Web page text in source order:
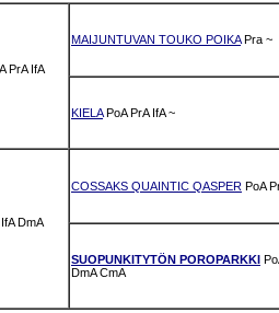
PrA IfA
MAIJUNTUVAN TOUKO POIKA Pra ~
KIELA PoA PrA IfA ~
IfA DmA
COSSAKS QUAINTIC QASPER PoA
SUOPUNKITYTÖN POROPARKKI
DmA CmA